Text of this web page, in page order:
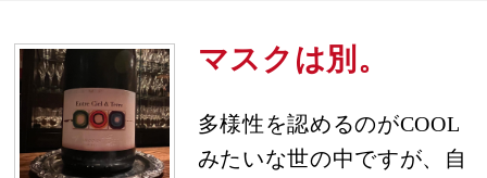
マスクは別。
多様性を認めるのがCOOL
みたいな世の中ですが、自